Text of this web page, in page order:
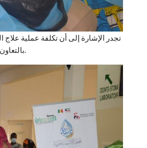
بالتعاون مع جمعية الإحسان للتربية والتعليم والثقافة الإسلامية والشؤون الاجتماعية بالسنغال.